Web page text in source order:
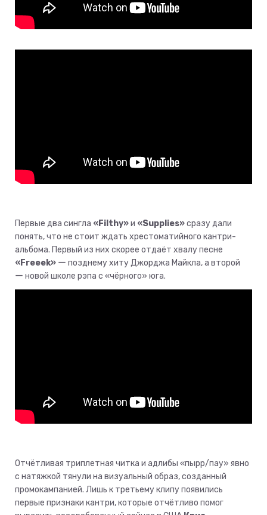
Первые два сингла «Filthy»и «Supplies»сразу дали
понять, что не стоит ждать хрестоматийного кантри-
альбома. Первый из них скорее отдаёт хвалу песне
«Freeek» ー позднему хиту Джорджа Майкла, а второй
ー новой школе рэпа с «чёрного» юга.
Отчётливая триплетная читка и адлибы «пырр/пау» явно
с натяжкой тянули на визуальный образ, созданный
промокампанией. Лишь к третьему клипу появились
первые признаки кантри, которые отчётливо помог